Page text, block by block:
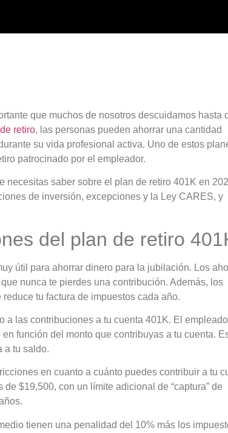
que muchos de nosotros descuidamos hasta
retiro, las personas pueden ahorrar una cantidad
su vida profesional activa. Uno de estos
patrocinado por el empleador.
necesitas saber sobre el plan de retiro 401K en
de inversión, excepciones y la Ley CARES, y
del plan de retiro
útil para ahorrar dinero para la jubilación. Los
nunca te pierdes una contribución. Además, los
tu factura de impuestos cada año.
a las contribuciones a tu cuenta 401K. El
función del monto que contribuyas a tu cuenta.
a tu saldo.
en cuanto a cuánto puedes contribuir a tu
$19,500, con un límite adicional de “captura” de
tienen una penalidad del 10% más los